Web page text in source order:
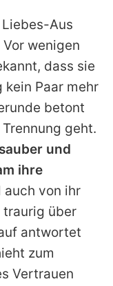
Aus
wenigen
dass sie
kein Paar mehr
betont
geht.
und
ihre
auch von ihr
traurig über
antwortet
zum
Vertrauen